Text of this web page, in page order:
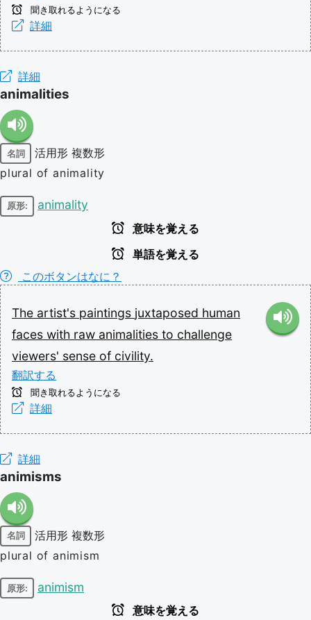
聞き取れるようになる
詳細
詳細
animalities
名詞 活用形 複数形
plural of animality
原形: animality
意味を覚える
単語を覚える
このボタンはなに？
The artist's paintings juxtaposed human
faces with raw animalities to challenge
viewers' sense of civility.
翻訳する
聞き取れるようになる
詳細
詳細
animisms
名詞 活用形 複数形
plural of animism
原形: animism
意味を覚える